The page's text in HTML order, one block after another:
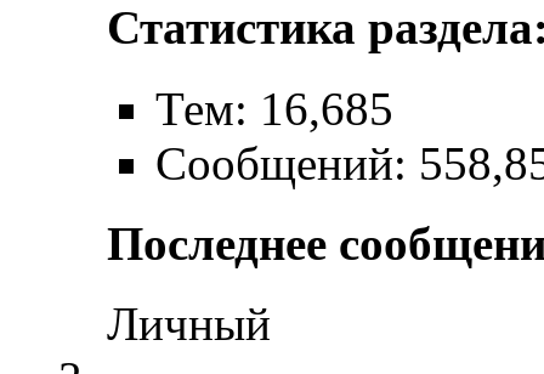
Статистика
Тем: 16,685
Сообщений:
Последнее
Личный